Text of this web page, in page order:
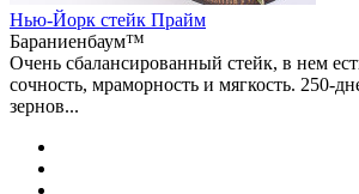
Нью-Йорк стейк Прайм
Бараниенбаум™
Очень сбалансированный стейк, в нем
сочность, мраморность и мягкость. 250-
зернов...